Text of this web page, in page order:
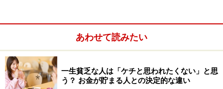
あわせて読みたい
一生貧乏な人は「ケチと思われたくない」と思
う？ お金が貯まる人との決定的な違い